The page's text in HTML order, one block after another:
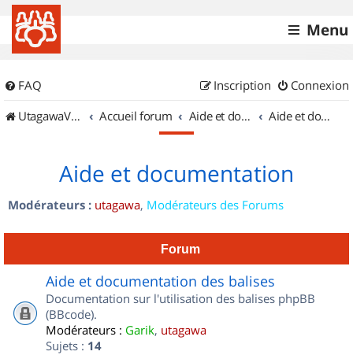
Menu
FAQ Connexion
Inscription
UtagawaVTT (Randos VTT et VTTAE avec traces GPS)
Accueil forum Aide et documentation Aide et documentation
Aide et documentation
Modérateurs : utagawa, Modérateurs des Forums
Forum
Aide et documentation des balises
Documentation sur l'utilisation des balises phpBB
(BBcode).
Modérateurs : Garik, utagawa
Sujets : 14